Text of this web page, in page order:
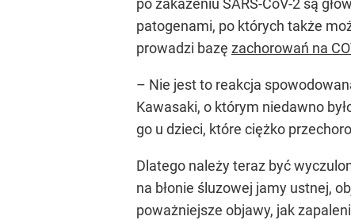
po zakażeniu SARS-CoV-2 są
patogenami, po których także
prowadzi bazę zachorowań na
– Nie jest to reakcja
Kawasaki, o którym niedawno
go u dzieci, które ciężko
Dlatego należy teraz być
na błonie śluzowej jamy ustnej,
poważniejsze objawy, jak